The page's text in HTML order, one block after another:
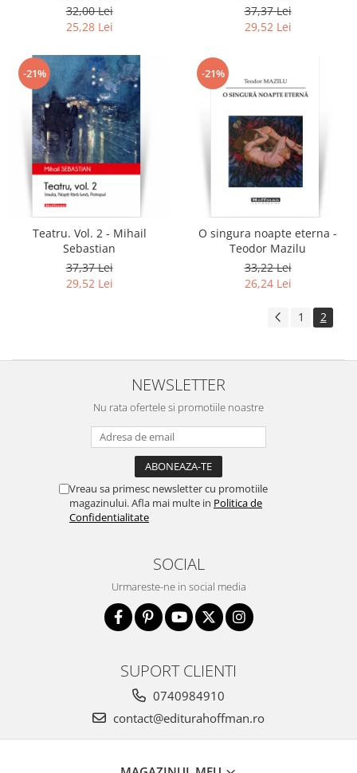
32,00 Lei
25,28 Lei
37,37 Lei
29,52 Lei
-21%
Teatru. Vol. 2 - Mihail
Sebastian
37,37 Lei
29,52 Lei
-21%
O singura noapte eterna -
Teodor Mazilu
33,22 Lei
26,24 Lei
1 2
NEWSLETTER
Nu rata ofertele si promotiile noastre
Vreau sa primesc newsletter cu promotiile
magazinului. Afla mai multe in Politica de
Confidentialitate
SOCIAL
Urmareste-ne in social media
SUPORT CLIENTI
0740984910
contact@editurahoffman.ro